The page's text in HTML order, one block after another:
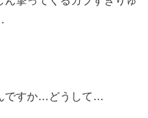
ですか…どうして…